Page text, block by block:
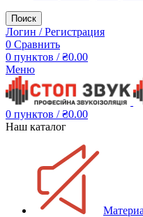
Поиск
Логин / Регистрация
0 Сравнить
0 пунктов / ₴0.00
Меню
0 пунктов / ₴0.00
Наш каталог